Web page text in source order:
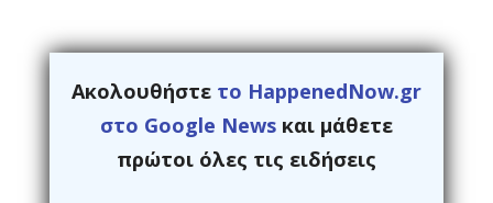
Ακολουθήστε το HappenedNow.gr
στο Google News και μάθετε
πρώτοι όλες τις ειδήσεις